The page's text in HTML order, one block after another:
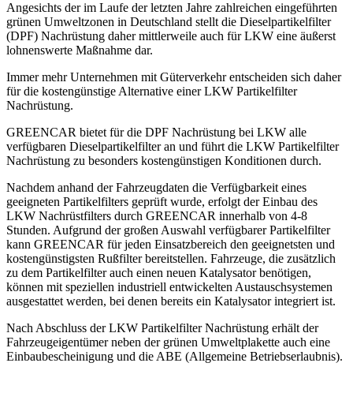
Angesichts der im Laufe der letzten Jahre zahlreichen eingeführten
grünen Umweltzonen in Deutschland stellt die Dieselpartikelfilter
(DPF) Nachrüstung daher mittlerweile auch für LKW eine äußerst
lohnenswerte Maßnahme dar.
Immer mehr Unternehmen mit Güterverkehr entscheiden sich daher
für die kostengünstige Alternative einer LKW Partikelfilter
Nachrüstung.
GREENCAR bietet für die DPF Nachrüstung bei LKW alle
verfügbaren Dieselpartikelfilter an und führt die LKW Partikelfilter
Nachrüstung zu besonders kostengünstigen Konditionen durch.
Nachdem anhand der Fahrzeugdaten die Verfügbarkeit eines
geeigneten Partikelfilters geprüft wurde, erfolgt der Einbau des
LKW Nachrüstfilters durch GREENCAR innerhalb von 4-8
Stunden. Aufgrund der großen Auswahl verfügbarer Partikelfilter
kann GREENCAR für jeden Einsatzbereich den geeignetsten und
kostengünstigsten Rußfilter bereitstellen. Fahrzeuge, die zusätzlich
zu dem Partikelfilter auch einen neuen Katalysator benötigen,
können mit speziellen industriell entwickelten Austauschsystemen
ausgestattet werden, bei denen bereits ein Katalysator integriert ist.
Nach Abschluss der LKW Partikelfilter Nachrüstung erhält der
Fahrzeugeigentümer neben der grünen Umweltplakette auch eine
Einbaubescheinigung und die ABE (Allgemeine Betriebserlaubnis).